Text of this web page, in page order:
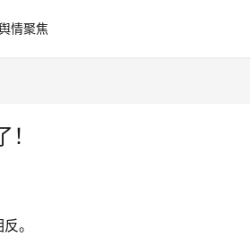
情聚焦
。